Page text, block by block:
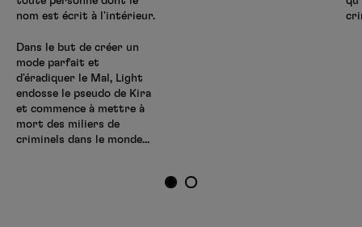
nom est écrit à l'intérieur.
Dans le but de créer un
mode parfait et
d'éradiquer le Mal, Light
endosse le pseudo de Kira
et commence à mettre à
mort des miliers de
criminels dans le monde...
1 2